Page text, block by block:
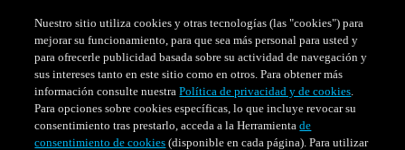
Nuestro sitio utiliza cookies y otras tecnologías (las "cookies") para
mejorar su funcionamiento, para que sea más personal para usted y
para ofrecerle publicidad basada sobre su actividad de navegación y
sus intereses tanto en este sitio como en otros. Para obtener más
información consulte nuestraPolítica de privacidad y de cookies.
Para opciones sobre cookies específicas, lo que incluye revocar su
consentimiento tras prestarlo, acceda a la Herramientade
consentimiento de cookies (disponible en cada página). Para utilizar